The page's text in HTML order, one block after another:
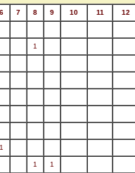
6 7 8 9 10 11 12
1
1
1 1